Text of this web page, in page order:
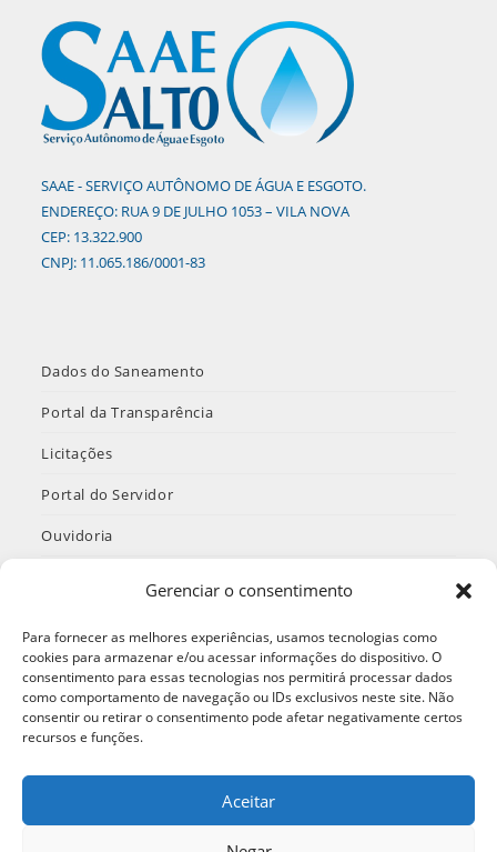
Gerenciar o consentimento
Para fornecer as melhores experiências, usamos tecnologias como
cookies para armazenar e/ou acessar informações do dispositivo. O
consentimento para essas tecnologias nos permitirá processar dados
como comportamento de navegação ou IDs exclusivos neste site. Não
consentir ou retirar o consentimento pode afetar negativamente certos
recursos e funções.
Aceitar
SAAE - SERVIÇO AUTÔNOMO DE ÁGUA E ESGOTO.
ENDEREÇO: RUA 9 DE JULHO 1053 – VILA NOVA
CEP: 13.322.900
CNPJ: 11.065.186/0001-83
Dados do Saneamento
Portal da Transparência
Licitações
Portal do Servidor
Ouvidoria
Redes Sociais